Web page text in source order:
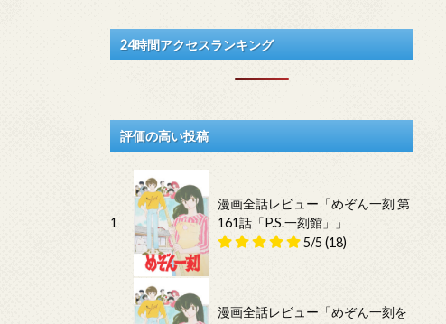
24時間アクセスランキング
評価の高い投稿
1
漫画全話レビュー「めぞん一刻 第
161話「P.S.一刻館」」
5/5 (18)
漫画全話レビュー「めぞん一刻を